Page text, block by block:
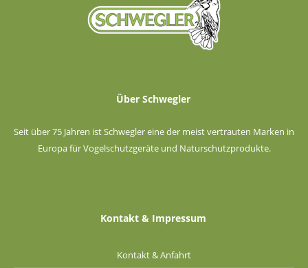
Über Schwegler
Seit über 75 Jahren ist Schwegler eine der meist vertrauten Marken in
Europa für Vogelschutzgeräte und Naturschutzprodukte.
Kontakt & Impressum
Kontakt & Anfahrt